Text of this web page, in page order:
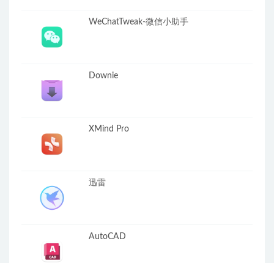
WeChatTweak-微信小助手
Downie
XMind Pro
迅雷
AutoCAD